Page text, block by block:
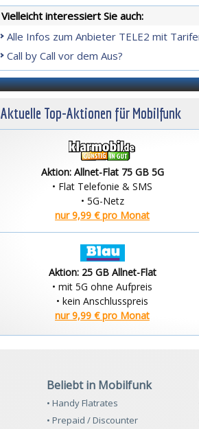
Vielleicht interessiert Sie auch:
Alle Infos zum Anbieter TELE2 mit
Call by Call vor dem Aus?
Aktuelle Top-Aktionen für Mobilfunk
Aktion: Allnet-Flat 75 GB 5G
• Flat Telefonie & SMS
• 5G-Netz
nur 9,99 € pro Monat
Aktion: 25 GB Allnet-Flat
• mit 5G ohne Aufpreis
• kein Anschlusspreis
nur 9,99 € pro Monat
Beliebt in Mobilfunk
• Handy Flatrates
• Prepaid / Discounter